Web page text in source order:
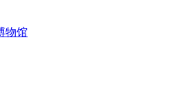
物馆